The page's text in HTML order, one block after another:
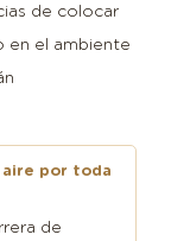
de colocar
en el ambiente
por toda
de